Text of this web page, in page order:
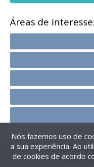
Áreas de interesse:
@2014-2026
Termos de
Nós fazemos uso de
a sua experiência. Ao
de cookies de acordo